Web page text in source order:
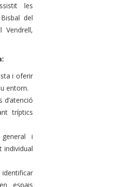
les
del
Vendrell,
i oferir
entorn.
d’atenció
tríptics
i
individual
espais